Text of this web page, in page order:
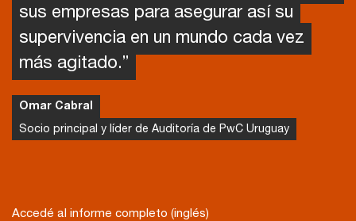
sus empresas para asegurar así su
supervivencia en un mundo cada vez
más agitado.”
Omar Cabral
Socio principal y líder de Auditoría de PwC Uruguay
Accedé al informe completo (inglés)